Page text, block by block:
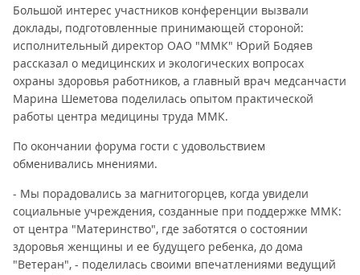
Большой интерес участников конференции вызвали
доклады, подготовленные принимающей стороной:
исполнительный директор ОАО "ММК" Юрий Бодяев
рассказал о медицинских и экологических вопросах
охраны здоровья работников, а главный врач медсанчасти
Марина Шеметова поделилась опытом практической
работы центра медицины труда ММК.
По окончании форума гости с удовольствием
обменивались мнениями.
- Мы порадовались за магнитогорцев, когда увидели
социальные учреждения, созданные при поддержке ММК:
от центра "Материнство", где заботятся о состоянии
здоровья женщины и ее будущего ребенка, до дома
"Ветеран", - поделилась своими впечатлениями ведущий